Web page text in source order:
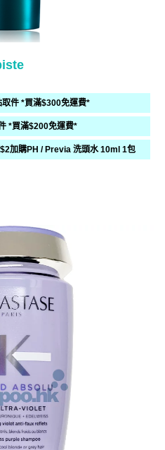
件 *買滿$300免運費*
*買滿$200免運費*
加購PH / Previa 洗頭水 10ml 1包